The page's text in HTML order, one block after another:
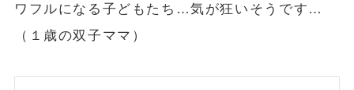
ワフルになる子どもたち…気が狂いそうです…
（１歳の双子ママ）